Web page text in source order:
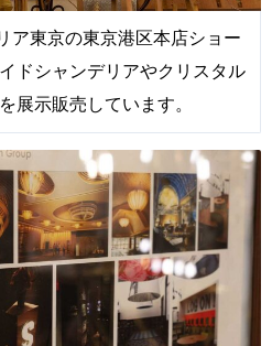
ア東京の東京港区本店ショー
ドシャンデリアやクリスタル
展示販売しています。